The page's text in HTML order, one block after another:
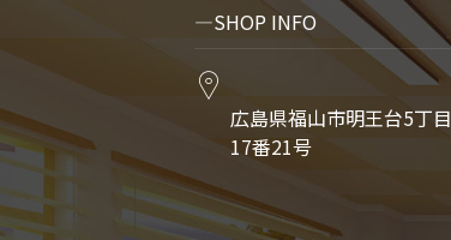
SHOP INFO
広島県福山市明王台5丁目
17番21号